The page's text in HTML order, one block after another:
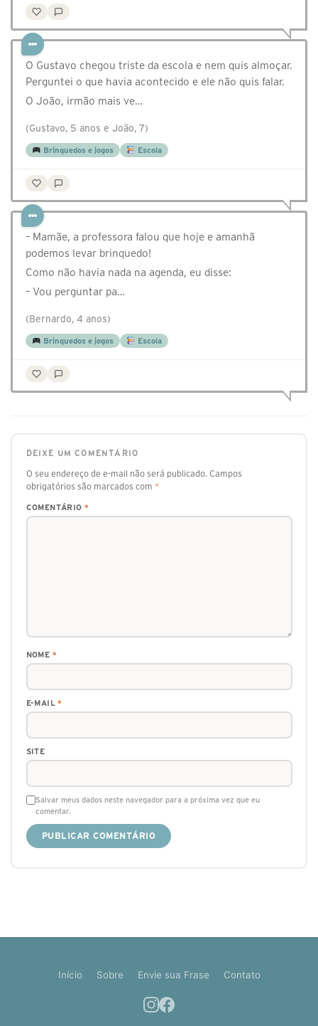
O Gustavo chegou triste da escola e nem quis almoçar.
Perguntei o que havia acontecido e ele não quis falar.
O João, irmão mais ve…
(Gustavo, 5 anos e João, 7)
Brinquedos e jogos Escola
– Mamãe, a professora falou que hoje e amanhã
podemos levar brinquedo!
Como não havia nada na agenda, eu disse:
– Vou perguntar pa…
(Bernardo, 4 anos)
Brinquedos e jogos Escola
DEIXE UM COMENTÁRIO
O seu endereço de e-mail não será publicado. Campos
obrigatórios são marcados com *
COMENTÁRIO *
NOME *
E-MAIL*
SITE
Salvar meus dados neste navegador para a próxima vez que eu
comentar.
Início Sobre Envie sua Frase Contato